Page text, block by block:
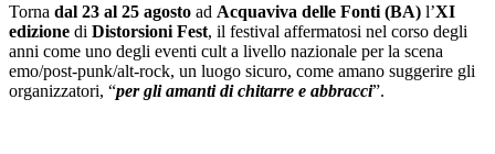
Torna dal 23 al 25 agosto ad Acquaviva delle Fonti (BA) l’XI
edizione di Distorsioni Fest, il festival affermatosi nel corso degli
anni come uno degli eventi cult a livello nazionale per la scena
emo/post-punk/alt-rock, un luogo sicuro, come amano suggerire gli
organizzatori, “per gli amanti di chitarre e abbracci”.